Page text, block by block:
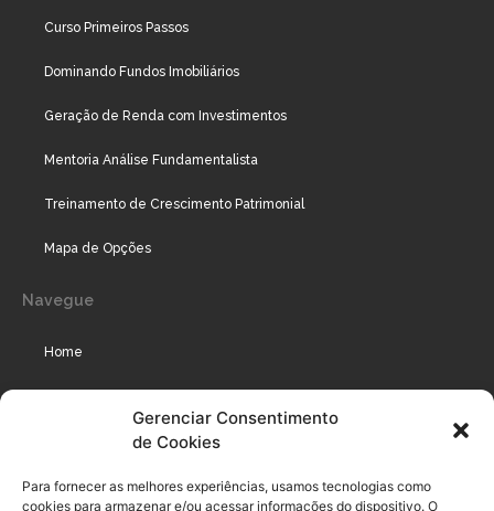
Gerenciar Consentimento
de Cookies
Para fornecer as melhores experiências, usamos tecnologias como
cookies para armazenar e/ou acessar informações do dispositivo. O
Curso Primeiros Passos
Dominando Fundos Imobiliários
Geração de Renda com Investimentos
Mentoria Análise Fundamentalista
Treinamento de Crescimento Patrimonial
Mapa de Opções
Navegue
Home
Podcast